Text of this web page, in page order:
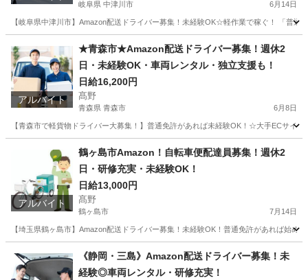
岐阜県 中津川市 6月14日
【岐阜県中津川市】Amazon配送ドライバー募集！未経験OK☆軽作業で稼ぐ！ 「普
ドライバー Amazon
アルバイト
★青森市★Amazon配送ドライバー募集！週休2
日・未経験OK・車両レンタル・独立支援も！
日給16,200円
髙野
青森県 青森市 6月8日
【青森市で軽貨物ドライバー大募集！】普通免許があれば未経験OK！☆大手ECサイ
ドライバー Amazon
アルバイト
鶴ヶ島市Amazon！自転車便配達員募集！週休2
日・研修充実・未経験OK！
日給13,000円
髙野
鶴ヶ島市 7月14日
【埼玉県鶴ヶ島市】Amazon配送ドライバー募集！未経験OK！普通免許があれば始
ドライバー
《静岡・三島》Amazon配送ドライバー募集！未
経験◎車両レンタル・研修充実！